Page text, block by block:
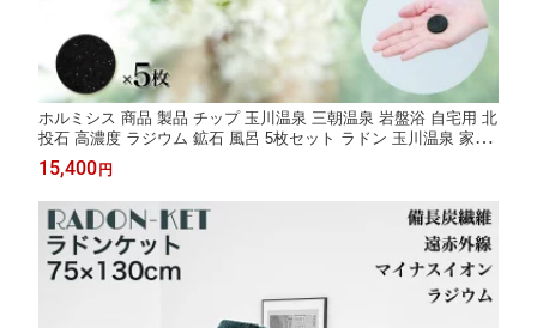
ホルミシス 商品 製品 チップ 玉川温泉 三朝温泉 岩盤浴 自宅用 北
投石 高濃度 ラジウム 鉱石 風呂 5枚セット ラドン 玉川温泉 家庭
放射線 目の疲れ グッズ 腸活 温活グッズ 健康グッズ バドガシュ
タイン 天然石 家庭用
15,400円